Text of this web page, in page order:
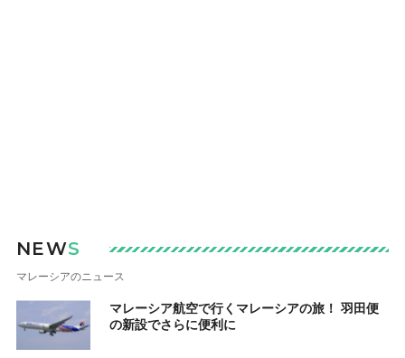
NEWS
マレーシアのニュース
マレーシア航空で行くマレーシアの旅！ 羽田便
の新設でさらに便利に